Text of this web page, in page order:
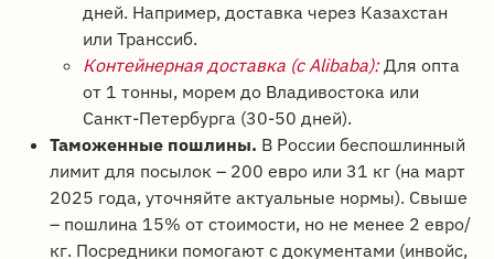
дней. Например, доставка через Казахстан
или Транссиб.
Контейнерная доставка (с Alibaba):Для опта
от 1 тонны, морем до Владивостока или
Санкт-Петербурга (30-50 дней).
Таможенные пошлины. В России беспошлинный
лимит для посылок – 200 евро или 31 кг (на март
2025 года, уточняйте актуальные нормы). Свыше
– пошлина 15% от стоимости, но не менее 2 евро/
кг. Посредники помогают с документами (инвойс,